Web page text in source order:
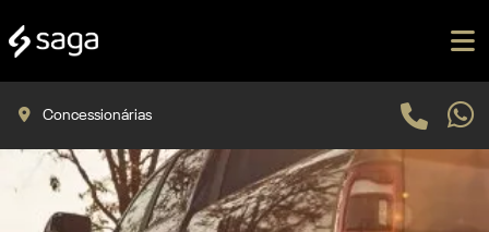
Concessionárias